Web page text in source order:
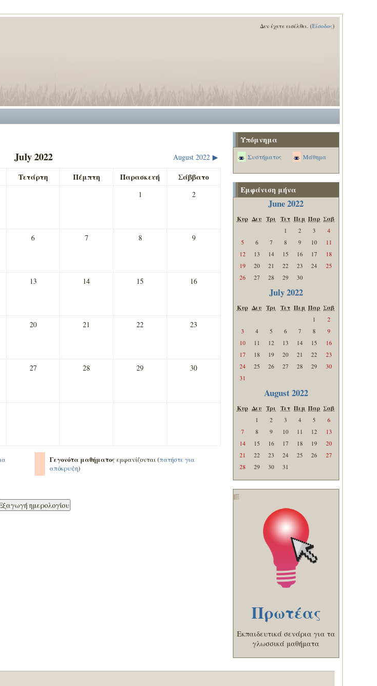
Δεν έχετε εισέλθει. (Είσοδος)
July 2022 August 2022 ▶
Τετάρτη Πέμπτη Παρασκευή Σάββατο
1 2
6 7 8 9
13 14 15 16
20 21 22 23
27 28 29 30
Γεγονότα μαθήματος εμφανίζονται (πατήστε για
απόκρυψη)
Υπόμνημα
Συστήματος Μάθημα
Εμφάνιση μήνα
June 2022
Κυρ Δευ Τρι Τετ Πεμ Παρ Σαβ
1 2 3
4
5
6 7 8 9 10
11
12
13 14 15 16 17
18
19
20 21 22 23 24
25
26
27 28 29 30
July 2022
Κυρ Δευ Τρι Τετ Πεμ Παρ Σαβ
1
2
3
4 5 6 7 8
9
10
11 12 13 14 15
16
17
18 19 20 21 22
23
24
25 26 27 28 29
30
31
August 2022
Κυρ Δευ Τρι Τετ Πεμ Παρ Σαβ
1 2 3 4 5
6
7
8 9 10 11 12
13
14
15 16 17 18 19
20
21
22 23 24 25 26
27
28
29 30 31
Πρωτέας
Εκπαιδευτικά σενάρια για τα
γλωσσικά μαθήματα